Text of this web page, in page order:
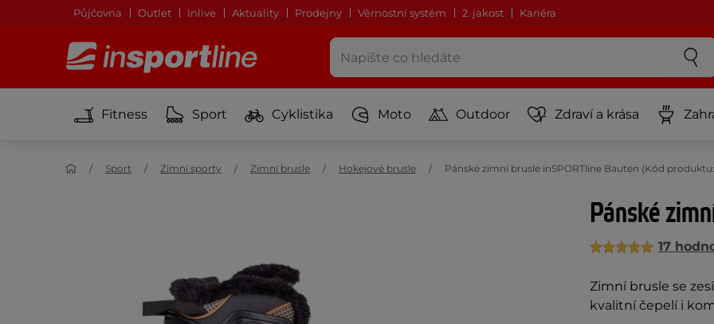
Půjčovna Outlet Inlive Aktuality Prodejny Věrnostní systém 2. jakost Kariéra
Fitness Sport Cyklistika Moto Outdoor Zdraví a krása
Sport Zimní sporty Zimní brusle Hokejové brusle Pánské zimní brusle inSPORTline Bauten (Kód
Pánské
17
Zimní brusle se
kvalitní čepelí i